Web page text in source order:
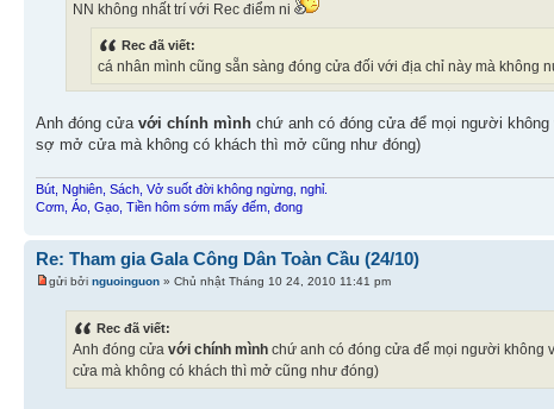
NN không nhất trí với Rec điểm ni
Rec đã viết:
cá nhân mình cũng sẵn sàng đóng cửa đối với địa chỉ này mà không
Anh đóng cửa với chính mình chứ anh có đóng cửa để mọi người
sợ mở cửa mà không có khách thì mở cũng như đóng)
Bút, Nghiên, Sách, Vở suốt đời không ngừng, nghỉ.
Cơm, Áo, Gạo, Tiền hôm sớm mấy đếm, đong
Re: Tham gia Gala Công Dân Toàn Cầu (24/10)
gửi bởi nguoinguon » Chủ nhật Tháng 10 24, 2010 11:41 pm
Rec đã viết:
Anh đóng cửa với chính mình chứ anh có đóng cửa để mọi người không
cửa mà không có khách thì mở cũng như đóng)